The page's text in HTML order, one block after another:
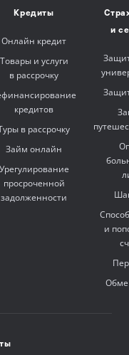
Кредиты
Онлайн кредит
Товары и услуги
в рассрочку
кредитов
в рассрочку
Займ онлайн
Урегулирование
просроченной
задолженности
и
и